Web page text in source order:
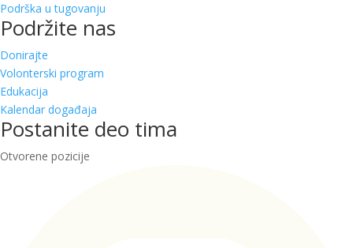
Podrška u tugovanju
Podržite nas
Donirajte
Volonterski program
Edukacija
Kalendar događaja
Postanite deo tima
Otvorene pozicije